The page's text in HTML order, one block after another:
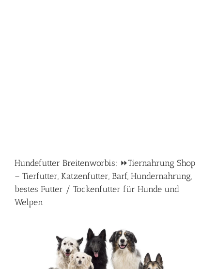
Hundefutter Breitenworbis: ⏩Tiernahrung Shop
– Tierfutter, Katzenfutter, Barf, Hundernahrung,
bestes Futter / Tockenfutter für Hunde und
Welpen